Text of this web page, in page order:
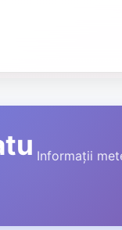
Informații